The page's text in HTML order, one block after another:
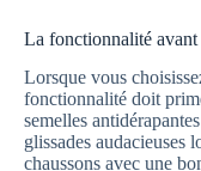
La fonctionnalité avant
Lorsque vous
fonctionnalité doit
semelles
glissades audacieuses
chaussons avec une